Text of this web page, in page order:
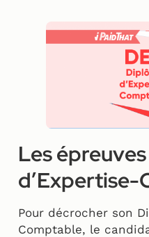
Les
Pour décrocher son
Comptable, le